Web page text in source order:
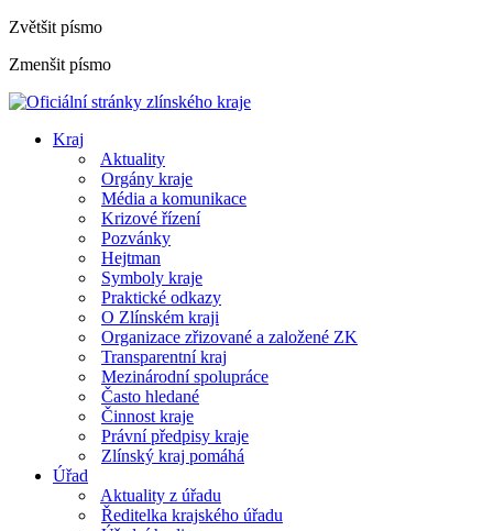
Zvětšit písmo
Zmenšit písmo
Kraj
Aktuality
Orgány kraje
Média a komunikace
Krizové řízení
Pozvánky
Hejtman
Symboly kraje
Praktické odkazy
O Zlínském kraji
Organizace zřizované a založené ZK
Transparentní kraj
Mezinárodní spolupráce
Často hledané
Činnost kraje
Právní předpisy kraje
Zlínský kraj pomáhá
Úřad
Aktuality z úřadu
Ředitelka krajského úřadu